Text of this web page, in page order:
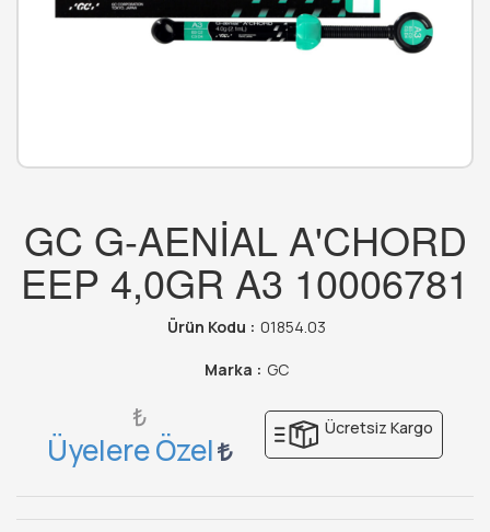
GC G-AENİAL A'CHORD
EEP 4,0GR A3 10006781
Ürün Kodu : 01854.03
Marka : GC
₺
Üyelere Özel
Ücretsiz Kargo